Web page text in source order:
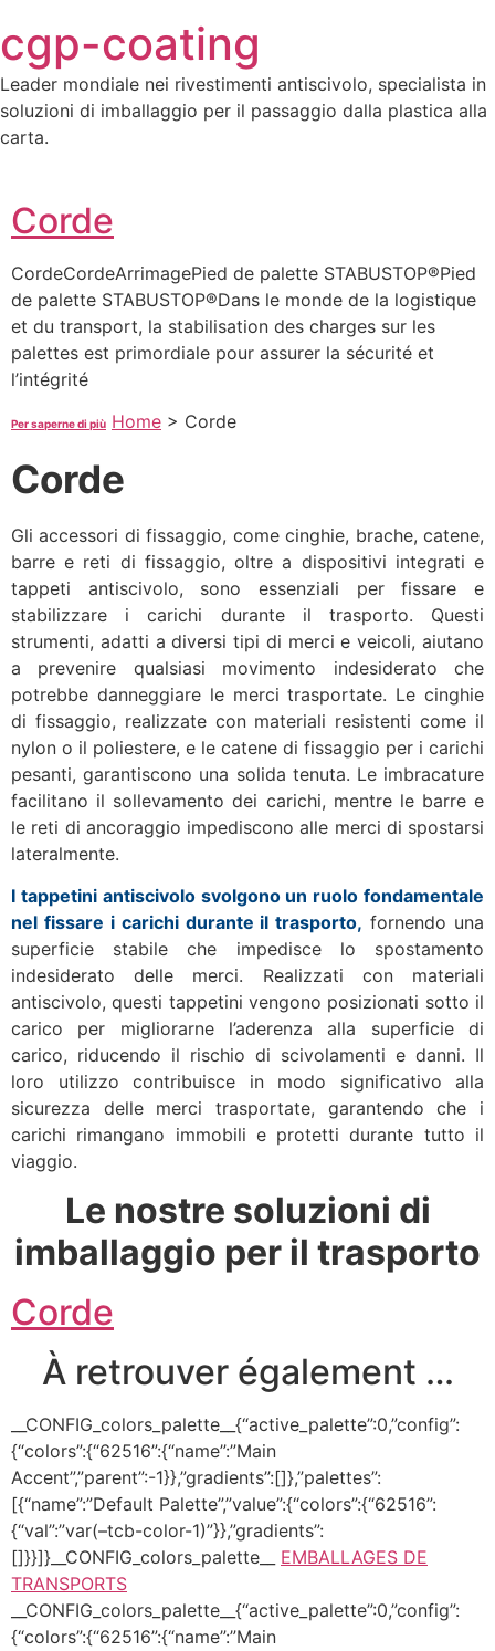
to
content
cgp-coating
Leader mondiale nei rivestimenti antiscivolo, specialista in
soluzioni di imballaggio per il passaggio dalla plastica alla
carta.
Corde
CordeCordeArrimagePied de palette STABUSTOP®Pied
de palette STABUSTOP®Dans le monde de la logistique
et du transport, la stabilisation des charges sur les
palettes est primordiale pour assurer la sécurité et
l’intégrité
Per saperne di più Home > Corde
Corde
Gli accessori di fissaggio, come cinghie, brache, catene,
barre e reti di fissaggio, oltre a dispositivi integrati e
tappeti antiscivolo, sono essenziali per fissare e
stabilizzare i carichi durante il trasporto. Questi
strumenti, adatti a diversi tipi di merci e veicoli, aiutano
a prevenire qualsiasi movimento indesiderato che
potrebbe danneggiare le merci trasportate. Le cinghie
di fissaggio, realizzate con materiali resistenti come il
nylon o il poliestere, e le catene di fissaggio per i carichi
pesanti, garantiscono una solida tenuta. Le imbracature
facilitano il sollevamento dei carichi, mentre le barre e
le reti di ancoraggio impediscono alle merci di spostarsi
lateralmente.
I tappetini antiscivolo svolgono un ruolo fondamentale
nel fissare i carichi durante il trasporto, fornendo una
superficie stabile che impedisce lo spostamento
indesiderato delle merci. Realizzati con materiali
antiscivolo, questi tappetini vengono posizionati sotto il
carico per migliorarne l’aderenza alla superficie di
carico, riducendo il rischio di scivolamenti e danni. Il
loro utilizzo contribuisce in modo significativo alla
sicurezza delle merci trasportate, garantendo che i
carichi rimangano immobili e protetti durante tutto il
viaggio.
Le nostre soluzioni di
imballaggio per il trasporto
Corde
À retrouver également …
__CONFIG_colors_palette__{“active_palette”:0,”config”:
{“colors”:{“62516”:{“name”:”Main
Accent”,”parent”:-1}},”gradients”:[]},”palettes”:
[{“name”:”Default Palette”,”value”:{“colors”:{“62516”:
{“val”:”var(–tcb-color-1)”}},”gradients”:
[]}}]}__CONFIG_colors_palette__ EMBALLAGES DE
TRANSPORTS
__CONFIG_colors_palette__{“active_palette”:0,”config”:
{“colors”:{“62516”:{“name”:”Main